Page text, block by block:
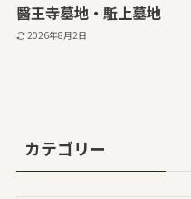
醫王寺墓地・駈上墓地
2026年8月2日
カテゴリー